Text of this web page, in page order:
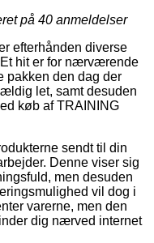
på 40 anmeldelser
efterhånden diverse
hit er for nærværende
pakken den dag der
let, samt desuden
køb af TRAINING
sendt til din
Denne viser sig
men desuden
vil dog i
varerne, men den
dig nærved internet